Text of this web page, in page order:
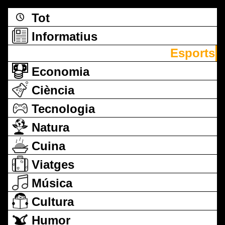
Tot
Informatius
Esports
Economia
Ciència
Tecnologia
Natura
Cuina
Viatges
Música
Cultura
Humor